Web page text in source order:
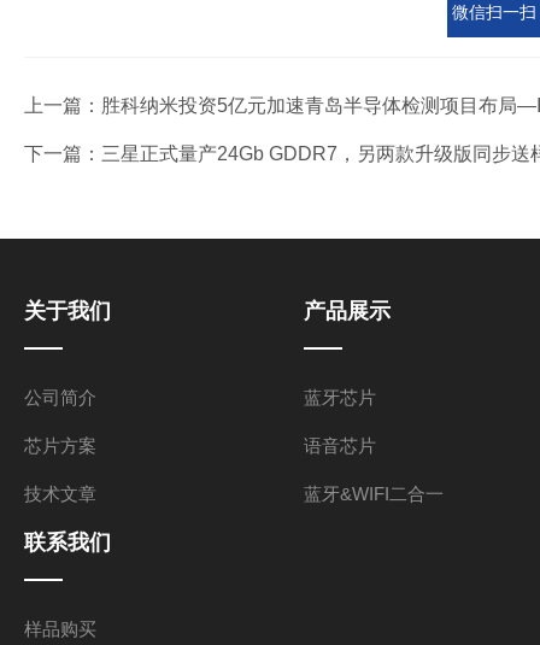
上一篇： 胜科纳米投资5亿元加速青岛半导体检测项目布局
下一篇： 三星正式量产24Gb GDDR7，另两款升级版同步
关于我们
公司简介
芯片方案
技术文章
产品展示
蓝牙芯片
语音芯片
蓝牙&WIFI二合一
联系我们
样品购买
微信扫一扫